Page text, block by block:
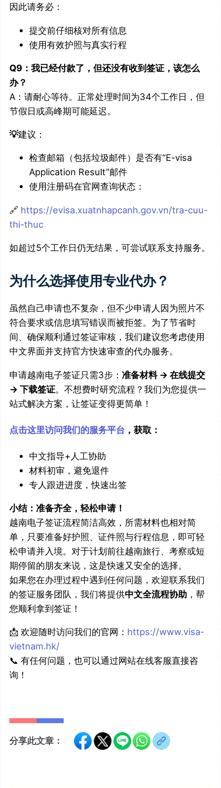
因此请务必：
提交前仔细核对所有信息
使用有效护照与真实行程
Q9：我已经付款了，但还没有收到签证，该怎么
办？
A：请耐心等待。正常处理时间为34个工作日，但
节假日或高峰期可能延迟。
💡建议：
检查邮箱（包括垃圾邮件）是否有“E-visa
Application Result”邮件
使用注册码在官网查询状态：
🔗 https://evisa.xuatnhapcanh.gov.vn/tra-cuu-
thi-thuc
如超过5个工作日仍无结果，可尝试联系支持服务。
为什么选择使用专业代办？
虽然自己申请也不复杂，但不少申请人因为照片不
符合要求或信息填写错误而被拒签。为了节省时
间、确保顺利通过签证审核，我们建议您考虑使用
中文界面并支持官方快速审查的代办服务。
申请越南电子签证只需3步：准备材料 → 在线提交
→ 下载签证。不想费时研究流程？我们为您提供一
站式解决方案，让签证变得更简单！
点击这里访问我们的服务平台 ，获取：
中文指导+人工协助
材料初审，避免退件
专人跟进进度，快速出签
小结：准备齐全，轻松申请！
越南电子签证流程简洁高效，所需材料也相对简
单，只要准备好护照、证件照与行程信息，即可轻
松申请并入境。对于计划前往越南旅行、考察或短
期停留的朋友来说，这是快速又安全的选择。
如果您在办理过程中遇到任何问题，欢迎联系我们
的签证服务团队，我们将提供中文全流程协助 ，帮
您顺利拿到签证！
📩 欢迎随时访问我们的官网： https://www.visa-
vietnam.hk/
📞 有任何问题，也可以通过网站在线客服直接咨
询！
分享此文章：